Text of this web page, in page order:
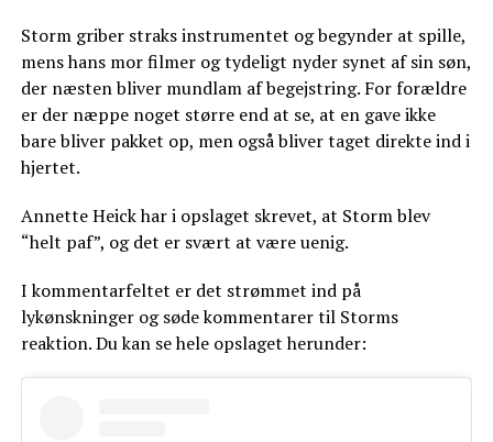
Storm griber straks instrumentet og begynder at spille,
mens hans mor filmer og tydeligt nyder synet af sin søn,
der næsten bliver mundlam af begejstring. For forældre
er der næppe noget større end at se, at en gave ikke
bare bliver pakket op, men også bliver taget direkte ind i
hjertet.
Annette Heick har i opslaget skrevet, at Storm blev
“helt paf”, og det er svært at være uenig.
I kommentarfeltet er det strømmet ind på
lykønskninger og søde kommentarer til Storms
reaktion. Du kan se hele opslaget herunder: